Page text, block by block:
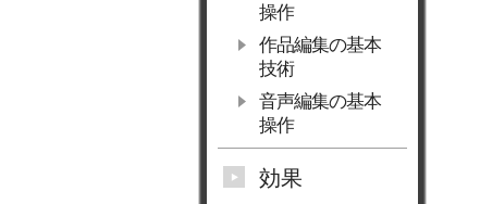
操作
作品編集の基本
技術
音声編集の基本
操作
効果